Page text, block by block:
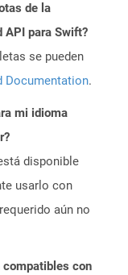
de la
API para Swift?
se pueden
Documentation.
mi idioma
disponible
usarlo con
aún no
compatibles con